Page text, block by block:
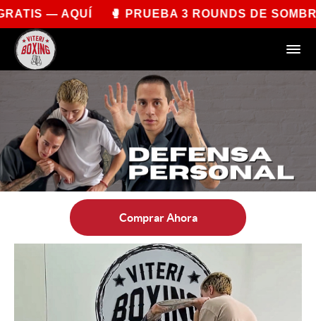
— AQUÍ 🥊 PRUEBA 3 ROUNDS DE SOMBRA
Comprar Ahora